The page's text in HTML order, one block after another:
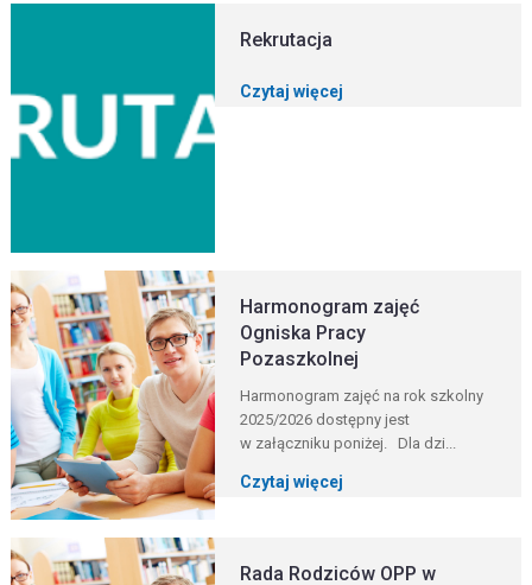
Rekrutacja
Czytaj więcej
Harmonogram zajęć
Ogniska Pracy
Pozaszkolnej
Harmonogram zajęć na rok szkolny
2025/2026 dostępny jest
w załączniku poniżej. Dla dzi...
Czytaj więcej
Rada Rodziców OPP w